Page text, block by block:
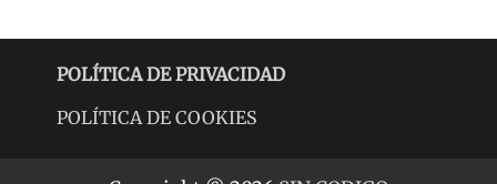
POLÍTICA DE PRIVACIDAD
POLÍTICA DE COOKIES